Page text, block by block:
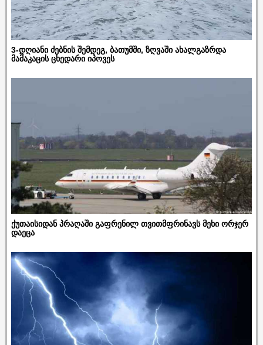
3-დღიანი ძებნის შემდეგ, ბათუმში, ზღვაში ახალგაზრდა
მამაკაცის ცხედარი იპოვეს
ქუთაისიდან პრაღაში გაფრენილ თვითმფრინავს მეხი ორჯერ
დაეცა